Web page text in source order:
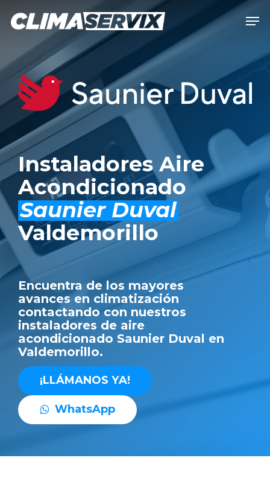
content
Instaladores Aire
Acondicionado
Saunier Duval
Valdemorillo
Encuentra de los mayores
avances en climatización
contactando con nuestros
instaladores de aire
acondicionado Saunier Duval en
Valdemorillo.
¡LLÁMANOS YA!
WhatsApp
Menu